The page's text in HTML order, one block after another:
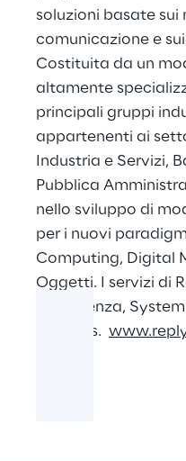
soluzioni basate sui
comunicazione e
Costituita da un
altamente
principali gruppi
appartenenti ai
Industria e Servizi,
Pubblica
nello sviluppo di
per i nuovi
Computing, Digital
Oggetti. I servizi di
Consulenza,
Services.